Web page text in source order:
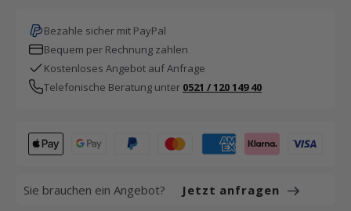
Bezahle sicher mit PayPal
Bequem per Rechnung zahlen
Kostenloses Angebot auf Anfrage
Telefonische Beratung unter 0521 / 120 149 40
Sie brauchen ein Angebot? Jetzt anfragen